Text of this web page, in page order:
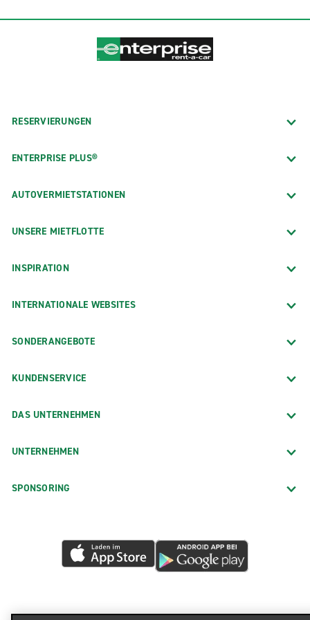
zur Kurz- als auch Langzeitmiete zur Verfügung. Wenn
Sie nach dem besten Kundenservice zu großartigen
Preisen suchen, buchen Sie heute noch Ihre
RESERVIERUNGEN
ENTERPRISE PLUS®
AUTOVERMIETSTATIONEN
UNSERE MIETFLOTTE
INSPIRATION
INTERNATIONALE WEBSITES
SONDERANGEBOTE
KUNDENSERVICE
DAS UNTERNEHMEN
UNTERNEHMEN
SPONSORING